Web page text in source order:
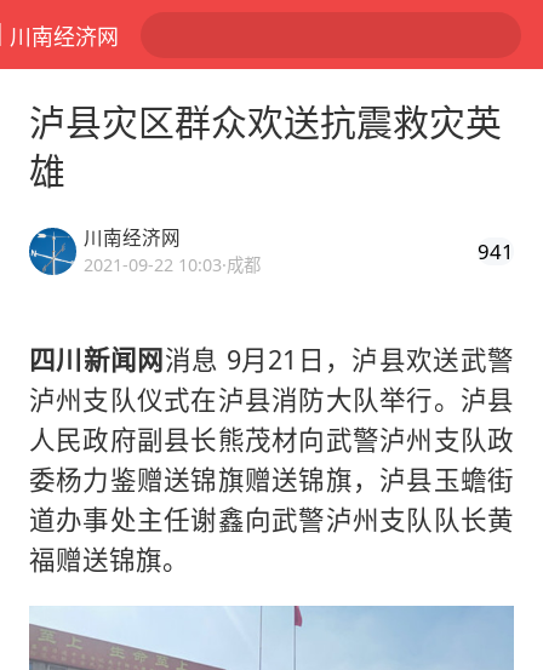
川南经济网
泸县灾区群众欢送抗震救灾英
雄
川南经济网
2021-09-22 10:03·成都 941
四川新闻网消息 9月21日，泸县欢送武警
泸州支队仪式在泸县消防大队举行。泸县
人民政府副县长熊茂材向武警泸州支队政
委杨力鉴赠送锦旗赠送锦旗，泸县玉蟾街
道办事处主任谢鑫向武警泸州支队队长黄
福赠送锦旗。